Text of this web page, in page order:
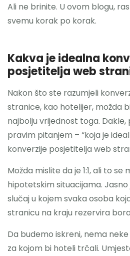
Ali ne brinite. U ovom blogu,
svemu korak po korak.
Kakva je idealna
posjetitelja web
Nakon što ste razumjeli
stranice, kao hotelijer, možda
najbolju vrijednost toga.
pravim pitanjem – “koja je
konverzije posjetitelja web
Možda mislite da je 1:1, ali to
hipotetskim situacijama.
slučaj u kojem svaka osoba
stranicu na kraju rezervira
Da budemo iskreni, nema
za kojom bi hoteli trčali.